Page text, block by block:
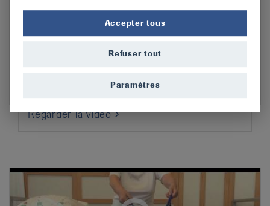
Couteau à pain (mode d'emploi)
Regarder la vidéo
Accepter tous
Refuser tout
Paramètres